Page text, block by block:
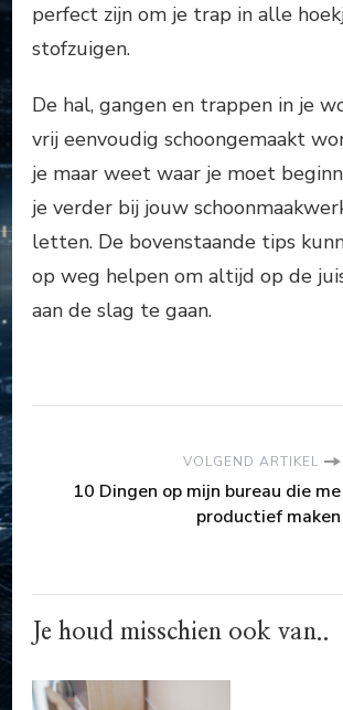
perfect zijn om je trap in alle
stofzuigen.
De hal, gangen en trappen in je
vrij eenvoudig schoongemaakt
je maar weet waar je moet
je verder bij jouw
letten. De bovenstaande tips
op weg helpen om altijd op de
aan de slag te gaan.
VOLGEND ARTIKEL
10 Dingen op mijn bureau die me
productief maken
Je houd misschien ook van..